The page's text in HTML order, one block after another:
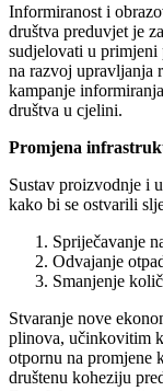
Informiranost i
društva preduvjet je
sudjelovati u primjeni
na razvoj upravljanja
kampanje
društva u cjelini.
Promjena
Sustav proizvodnje i
kako bi se ostvarili
Spriječavanje
Odvajanje
Smanjenje
Stvaranje nove
plinova, učinkovitim
otpornu na promjene
društenu koheziju